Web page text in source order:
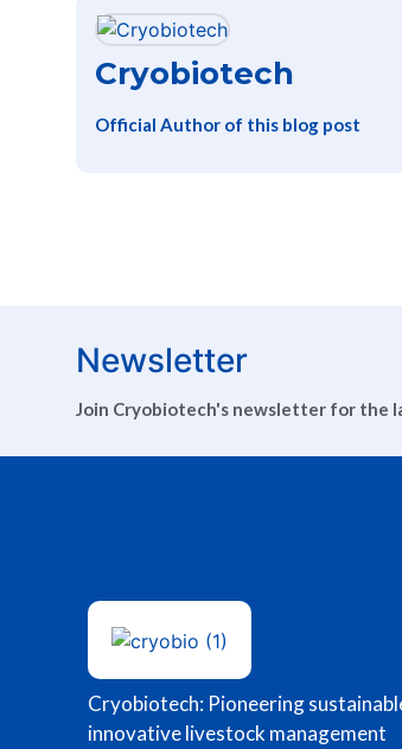
Cryobiotech
Official Author of this blog post
Newsletter
Join Cryobiotech's newsletter for the
Cryobiotech: Pioneering
innovative livestock management